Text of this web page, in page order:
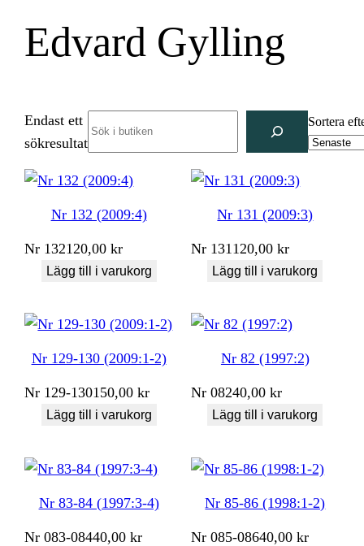
Edvard Gylling
Endast ett
sökresultat
Sortera
Nr 132 (2009:4)
Nr 132120,00kr
Lägg till i varukorg
Nr 131 (2009:3)
Nr 131 120,00kr
Lägg till i varukorg
Nr 129-130 (2009:1-2)
Nr 129-130150,00kr
Lägg till i varukorg
Nr 82 (1997:2)
Nr 08240,00kr
Lägg till i varukorg
Nr 83-84 (1997:3-4)
Nr 083-08440,00kr
Nr 85-86 (1998:1-2)
Nr 085-08640,00kr